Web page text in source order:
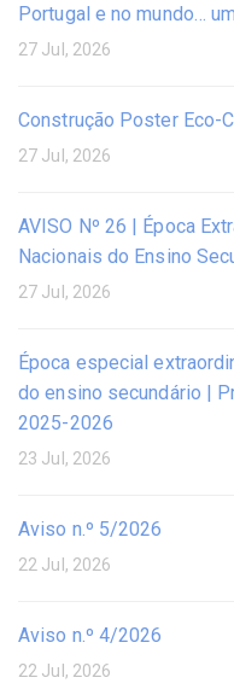
Portugal e no mundo…
27 Jul, 2026
Construção Poster Eco-
27 Jul, 2026
AVISO Nº 26 | Época
Nacionais do Ensino
27 Jul, 2026
Época especial
do ensino secundário |
2025-2026
23 Jul, 2026
Aviso n.º 5/2026
22 Jul, 2026
Aviso n.º 4/2026
22 Jul, 2026